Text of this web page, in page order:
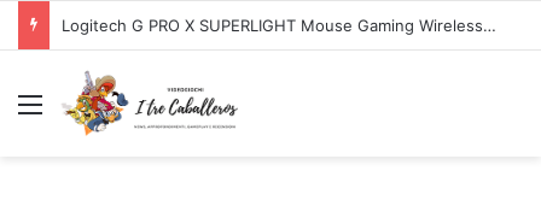
Logitech G PRO X SUPERLIGHT Mouse Gaming Wireless + Logitech G PRO X Cuffia Gaming Cablata
Menu